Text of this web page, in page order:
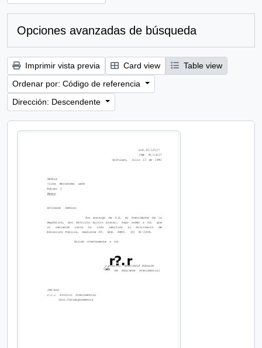
Opciones avanzadas de búsqueda
Imprimir vista previa Card view
Table view
Ordenar por: Código de referencia
Dirección: Descendente